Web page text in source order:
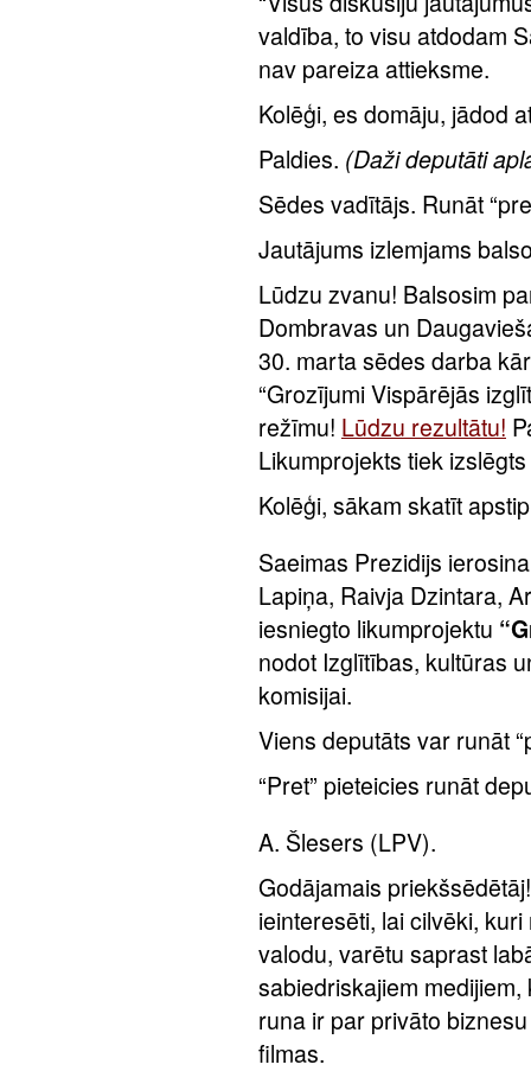
valdība, to visu atdodam
nav pareiza attieksme.
Kolēģi, es domāju, jādod
Paldies. (Daži deputāti
Sēdes vadītājs. Runāt
Jautājums izlemjams
Lūdzu zvanu! Balsosim
Dombravas un
30. marta sēdes darba
“Grozījumi Vispārējās
režīmu! Lūdzu rezultātu!
Likumprojekts tiek
Kolēģi, sākam skatīt
Saeimas Prezidijs
Lapiņa, Raivja Dzintara,
iesniegto likumprojektu
nodot Izglītības, kultūras
komisijai.
Viens deputāts var runāt
“Pret” pieteicies runāt
A. Šlesers (LPV).
Godājamais
ieinteresēti, lai cilvēki,
valodu, varētu saprast
sabiedriskajiem
runa ir par privāto
filmas.